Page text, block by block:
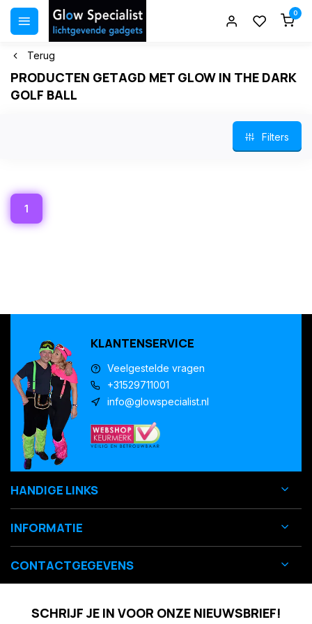
0
Terug
PRODUCTEN GETAGD MET GLOW IN THE DARK
GOLF BALL
Filters
1
KLANTENSERVICE
Veelgestelde vragen
+31529711001
info@glowspecialist.nl
HANDIGE LINKS
INFORMATIE
CONTACTGEGEVENS
SCHRIJF JE IN VOOR ONZE NIEUWSBRIEF!